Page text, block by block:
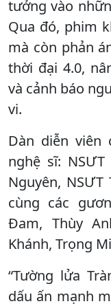
tưởng vào
Qua đó, phim
mà còn phản
thời đại 4.0,
và cảnh báo
vi.
Dàn diễn viên
nghệ sĩ:
Nguyên, NSƯT
cùng các
Đam, Thùy
Khánh, Trọng
“Tường lửa
dấu ấn mạnh